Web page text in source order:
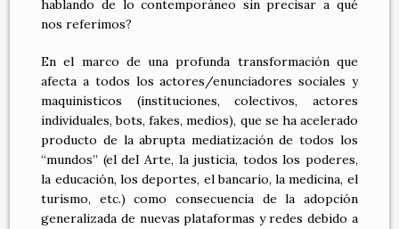
hablando de lo contemporáneo sin precisar a qué
nos referimos?
En el marco de una profunda transformación que
afecta a todos los actores/enunciadores sociales y
maquinísticos (instituciones, colectivos, actores
individuales, bots, fakes, medios), que se ha acelerado
producto de la abrupta mediatización de todos los
“mundos” (el del Arte, la justicia, todos los poderes,
la educación, los deportes, el bancario, la medicina, el
turismo, etc.) como consecuencia de la adopción
generalizada de nuevas plataformas y redes debido a